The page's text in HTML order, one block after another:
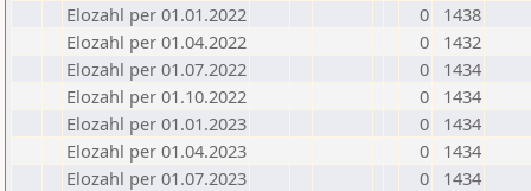
Elozahl per 01.01.2022
0
1438
Elozahl per 01.04.2022
0
1432
Elozahl per 01.07.2022
0
1434
Elozahl per 01.10.2022
0
1434
Elozahl per 01.01.2023
0
1434
Elozahl per 01.04.2023
0
1434
Elozahl per 01.07.2023
0
1434